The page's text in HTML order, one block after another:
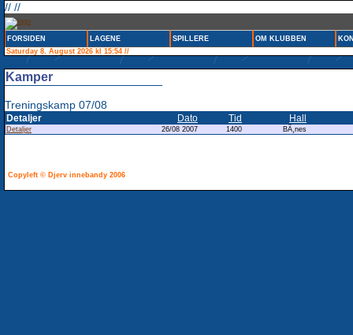
// //
FORSIDEN LAGENE SPILLERE OM KLUBBEN
Saturday 8. August 2026 kl 15:54 //
Kamper
Treningskamp 07/08
Detaljer Dato Tid Hall
Detaljer 26/08 2007 1400 BÃ¸nes
Copyleft © Djerv innebandy 2006